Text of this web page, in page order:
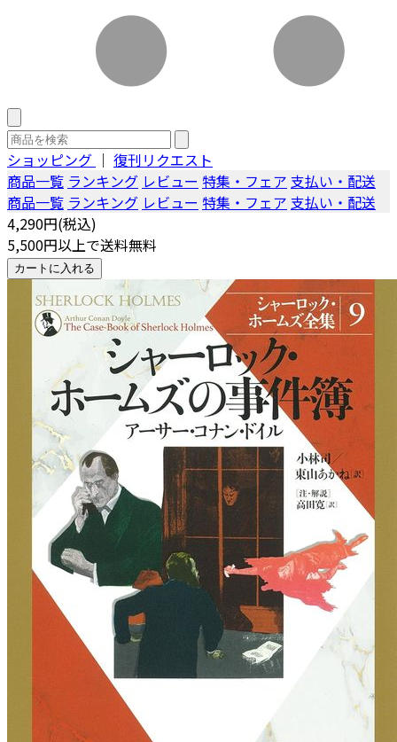
ショッピング ｜ 復刊リクエスト
商品一覧 ランキング レビュー 特集・フェア 支払い・配送
商品一覧 ランキング レビュー 特集・フェア 支払い・配送
4,290円(税込)
5,500円以上で送料無料
カートに入れる